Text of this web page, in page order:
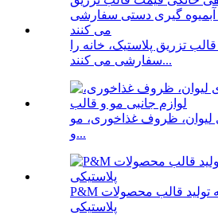
تزریق پلاستیک، خانه را
سفارشی می کنند...
لیوان، ظروف غذاخوری، مو
و...
P&M هر کارخانه تولید قالب محصولات
پلاستیکی